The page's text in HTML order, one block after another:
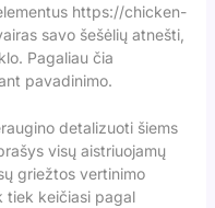
https://chicken-
savo šešėlių atnešti,
Pagaliau čia
pavadinimo.
detalizuoti šiems
visų aistriuojamų
griežtos vertinimo
tiek keičiasi pagal